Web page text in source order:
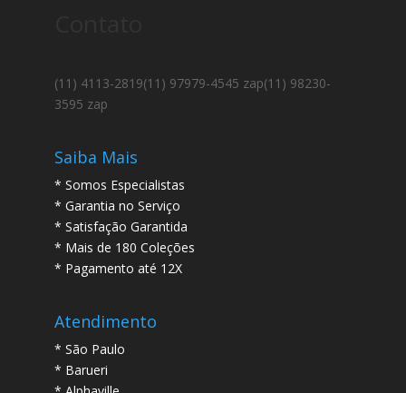
(11) 4113-2819(11) 97979-4545 zap(11) 98230-
3595 zap
Saiba Mais
* Somos Especialistas
* Garantia no Serviço
* Satisfação Garantida
* Mais de 180 Coleções
* Pagamento até 12X
Atendimento
* São Paulo
* Barueri